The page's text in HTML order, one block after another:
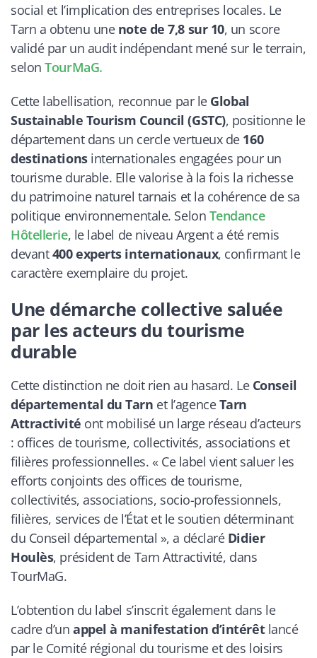
social et l’implication des entreprises locales. Le
Tarn a obtenu une note de 7,8 sur 10, un score
validé par un audit indépendant mené sur le terrain,
selonTourMaG.
Cette labellisation, reconnue par le Global
Sustainable Tourism Council (GSTC), positionne le
département dans un cercle vertueux de 160
destinationsinternationales engagées pour un
tourisme durable. Elle valorise à la fois la richesse
du patrimoine naturel tarnais et la cohérence de sa
politique environnementale. Selon Tendance
Hôtellerie, le label de niveau Argent a été remis
devant400 experts internationaux, confirmant le
caractère exemplaire du projet.
Une démarche collective saluée
par les acteurs du tourisme
durable
Cette distinction ne doit rien au hasard. Le Conseil
départemental du Tarn et l’agenceTarn
Attractivité ont mobilisé un large réseau d’acteurs
: offices de tourisme, collectivités, associations et
filières professionnelles. « Ce label vient saluer les
efforts conjoints des offices de tourisme,
collectivités, associations, socio-professionnels,
filières, services de l’État et le soutien déterminant
du Conseil départemental », a déclaré Didier
Houlès, président de Tarn Attractivité, dans
TourMaG.
L’obtention du label s’inscrit également dans le
cadre d’unappel à manifestation d’intérêtlancé
par le Comité régional du tourisme et des loisirs